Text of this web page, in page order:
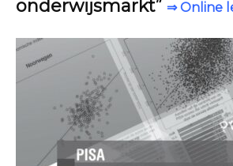
onderwijsmarkt” ⇒ Online